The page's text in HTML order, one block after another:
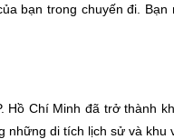
bạn trong chuyến đi.
Hồ Chí Minh đã trở thành
di tích lịch sử và khu